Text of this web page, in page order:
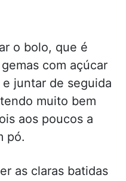
o bolo, que é
com açúcar
juntar de seguida
muito bem
aos poucos a
pó.
as claras batidas